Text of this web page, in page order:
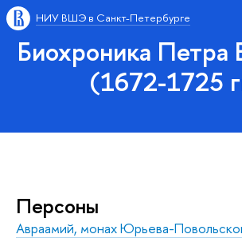
НИУ ВШЭ в Санкт-Петербурге
Биохроника Петра
(1672-1725
Персоны
Авраамий, монах Юрьева-